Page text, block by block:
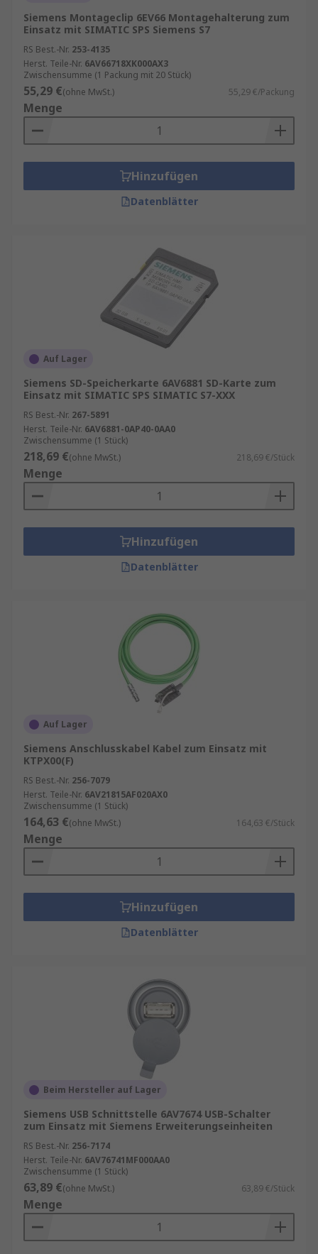
Siemens Montageclip 6EV66 Montagehalterung zum
Einsatz mit SIMATIC SPS Siemens S7
RS Best.-Nr. 253-4135
Herst. Teile-Nr. 6AV66718XK000AX3
Zwischensumme (1 Packung mit 20 Stück)
55,29 €(ohne MwSt.) 55,29 €/Packung
Menge
Hinzufügen
Datenblätter
Auf Lager
Siemens SD-Speicherkarte 6AV6881 SD-Karte zum
Einsatz mit SIMATIC SPS SIMATIC S7-XXX
RS Best.-Nr. 267-5891
Herst. Teile-Nr. 6AV6881-0AP40-0AA0
Zwischensumme (1 Stück)
218,69 €(ohne MwSt.) 218,69 €/Stück
Menge
Hinzufügen
Datenblätter
Auf Lager
Siemens Anschlusskabel Kabel zum Einsatz mit
KTPX00(F)
RS Best.-Nr. 256-7079
Herst. Teile-Nr. 6AV21815AF020AX0
Zwischensumme (1 Stück)
164,63 €(ohne MwSt.) 164,63 €/Stück
Menge
Hinzufügen
Datenblätter
Beim Hersteller auf Lager
Siemens USB Schnittstelle 6AV7674 USB-Schalter
zum Einsatz mit Siemens Erweiterungseinheiten
RS Best.-Nr. 256-7174
Herst. Teile-Nr. 6AV76741MF000AA0
Zwischensumme (1 Stück)
63,89 €(ohne MwSt.) 63,89 €/Stück
Menge